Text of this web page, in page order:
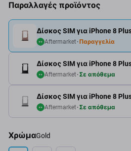
Παραλλαγές προϊόντος
Δίσκος SIM για iPhone 8
Aftermarket Σε απόθεμα
Δίσκος SIM για iPhone 8
Aftermarket Σε απόθεμα
Δίσκος SIM για iPhone 8
Aftermarket Παραγγελία
ΧρώμαGold